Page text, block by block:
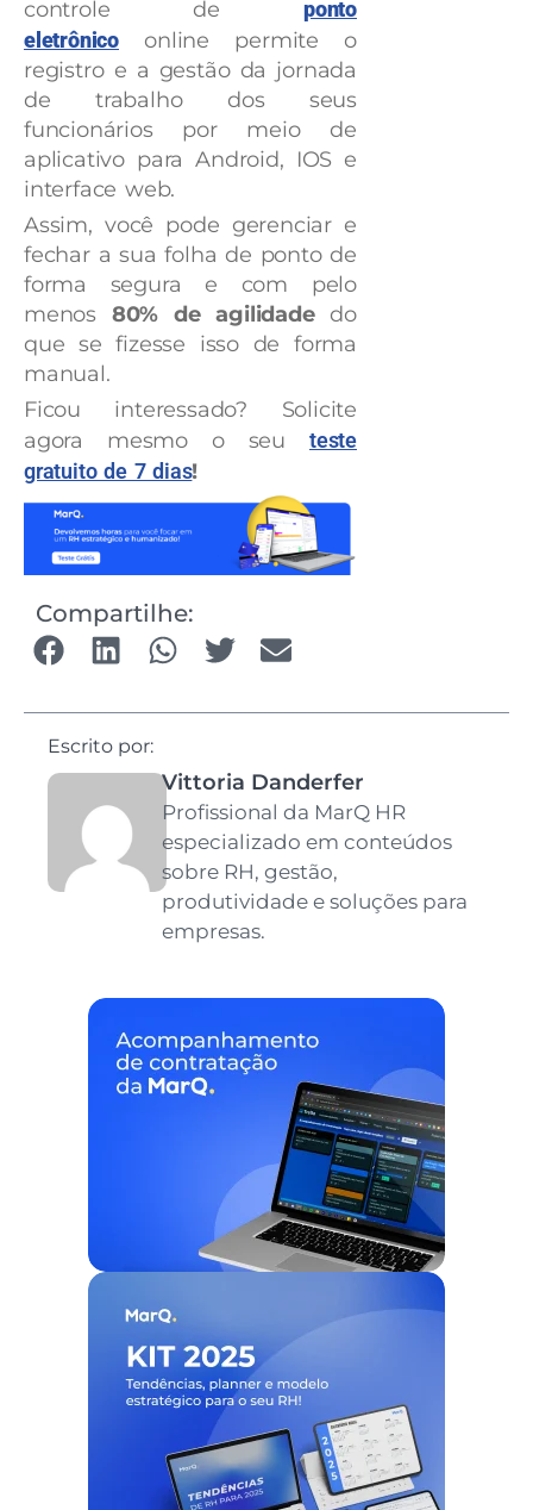
controle de
ponto
eletrônico
online permite o
registro e a gestão da jornada
de trabalho dos seus
funcionários por meio de
aplicativo para Android, IOS e
interface web.
Assim, você pode gerenciar e
fechar a sua folha de ponto de
forma segura e com pelo
menos 80% de agilidadedo
que se fizesse isso de forma
manual.
Ficou interessado? Solicite
agora mesmo o seu teste
gratuito de 7 dias!
Compartilhe:
Escrito por:
Vittoria Danderfer
Profissional da MarQ HR
especializado em conteúdos
sobre RH, gestão,
produtividade e soluções para
empresas.